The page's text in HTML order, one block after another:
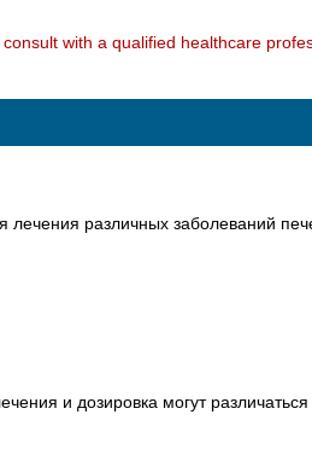
with a qualified healthcare
различных заболеваний
и дозировка могут